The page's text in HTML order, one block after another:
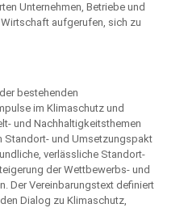
Unternehmen, Betriebe und
aufgerufen, sich zu
bestehenden
im Klimaschutz und
und Nachhaltigkeitsthemen
Standort- und Umsetzungspakt
verlässliche Standort-
der Wettbewerbs- und
Der Vereinbarungstext definiert
Dialog zu Klimaschutz,